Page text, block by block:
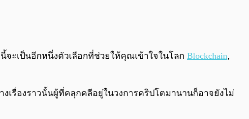
0:00/ 0:00
จะเป็นอีกหนึ่งตัวเลือกที่ช่วยให้คุณเข้าใจในโลก Blockchain,
เรื่องราวนั้นผู้ที่คลุกคลีอยู่ในวงการคริปโตมานานก็อาจยังไม่